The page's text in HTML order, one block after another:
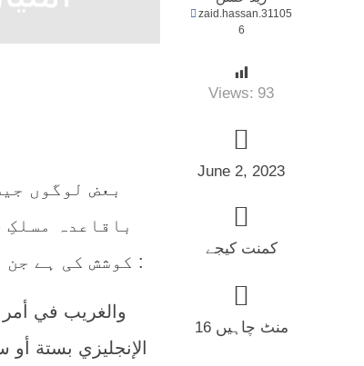
zaid.hassan.31105
6
Views: 93
June 2, 2023
کمنت کیجے
16 منٹ چاہیں
بعض لوگوں
باقاعدہ
کوشش کی ہے جن معنی میں ہیوم اور ڈیکارٹ تھے ۔لطفی جمعہ لکھتے ہیں :
الإنجليزي بستة